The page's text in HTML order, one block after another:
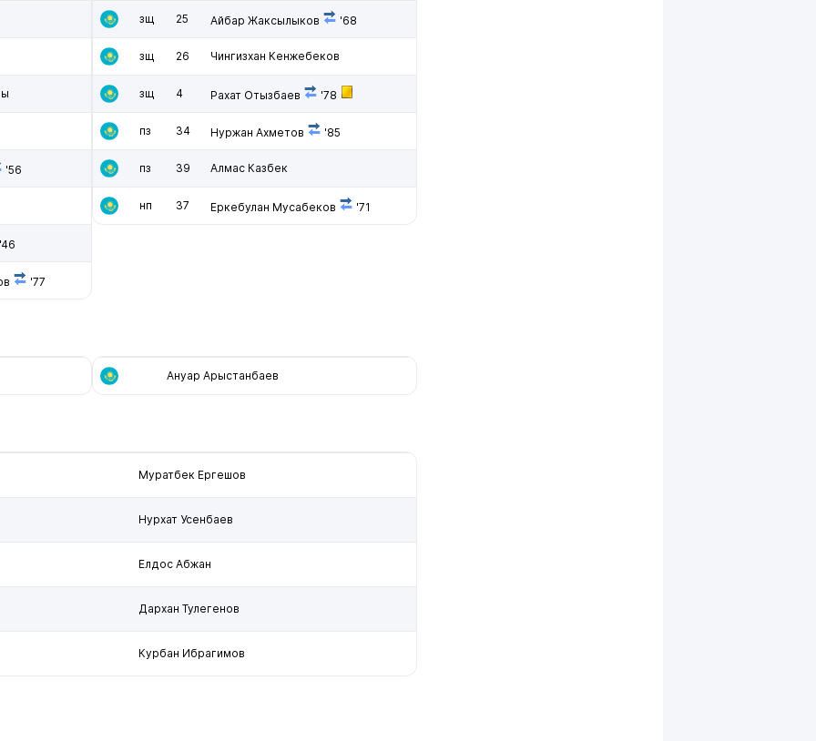
'56
'77
зщ 25 Айбар Жаксылыков '68
зщ 26 Чингизхан Кенжебеков
зщ 4 Рахат Отызбаев '78
пз 34 Нуржан Ахметов '85
пз 39 Алмас Казбек
нп 37 Еркебулан Мусабеков '71
Ануар Арыстанбаев
Муратбек Ергешов
Нурхат Усенбаев
Елдос Абжан
Дархан Тулегенов
Курбан Ибрагимов